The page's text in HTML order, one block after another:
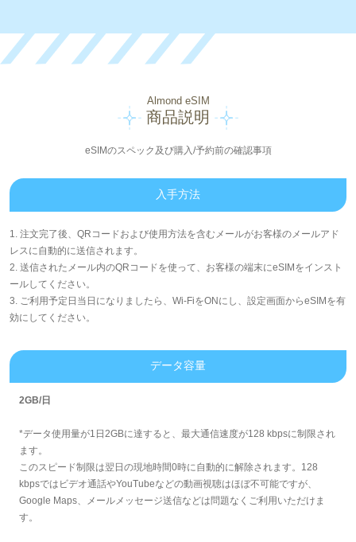
Almond eSIM
商品説明
eSIMのスペック及び購入/予約前の確認事項
入手方法
1. 注文完了後、QRコードおよび使用方法を含むメールがお客様のメールアド
レスに自動的に送信されます。
2. 送信されたメール内のQRコードを使って、お客様の端末にeSIMをインスト
ールしてください。
3. ご利用予定日当日になりましたら、Wi-FiをONにし、設定画面からeSIMを有
効にしてください。
データ容量
2GB/日
*データ使用量が1日2GBに達すると、最大通信速度が128 kbpsに制限され
ます。
このスピード制限は翌日の現地時間0時に自動的に解除されます。128
kbpsではビデオ通話やYouTubeなどの動画視聴はほぼ不可能ですが、
Google Maps、メールメッセージ送信などは問題なくご利用いただけま
す。